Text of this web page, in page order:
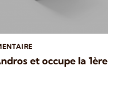
et occupe la 1ère